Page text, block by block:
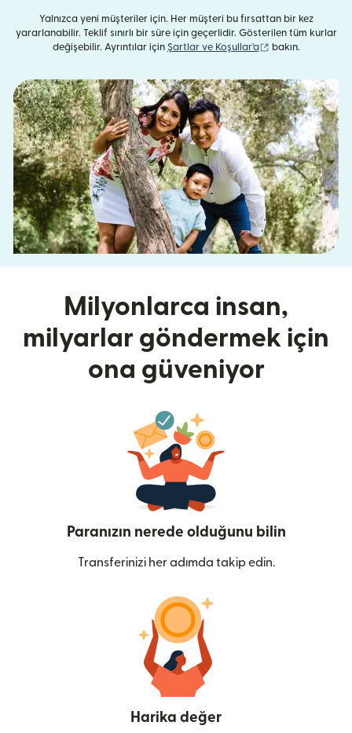
Yalnızca yeni müşteriler için. Her müşteri bu fırsattan bir kez
yararlanabilir. Teklif sınırlı bir süre için geçerlidir. Gösterilen tüm kurlar
değişebilir. Ayrıntılar için Şartlar ve Koşullar'a (yeni pencerede
bakın.
Milyonlarca insan,
milyarlar göndermek için
ona güveniyor
Paranızın nerede olduğunu bilin
Transferinizi her adımda takip edin.
Harika değer